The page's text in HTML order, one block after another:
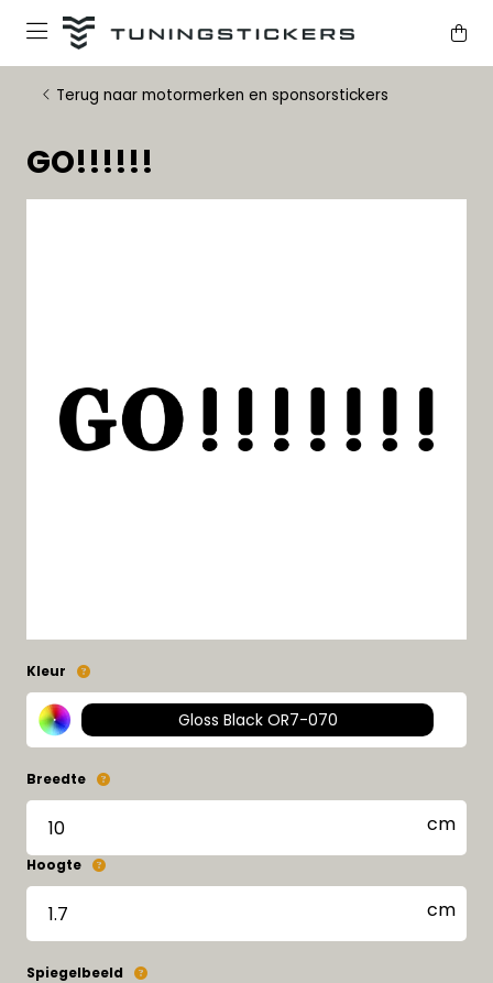
Terug naar motormerken en sponsorstickers
GO!!!!!!
Kleur
Gloss Black OR7-070
Breedte
Hoogte
Spiegelbeeld